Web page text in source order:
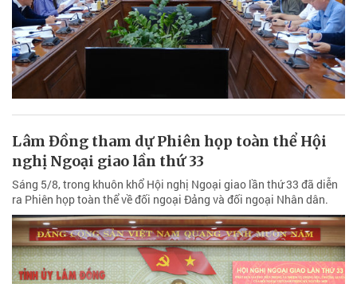
Lâm Đồng tham dự Phiên họp toàn thể Hội
nghị Ngoại giao lần thứ 33
Sáng 5/8, trong khuôn khổ Hội nghị Ngoại giao lần thứ 33 đã diễn
ra Phiên họp toàn thể về đối ngoại Đảng và đối ngoại Nhân dân.